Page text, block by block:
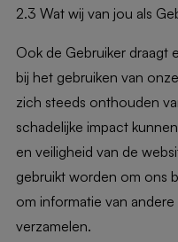
2.3 Wat wij van jou als
Ook de Gebruiker draagt
bij het gebruiken van
zich steeds onthouden
schadelijke impact
en veiligheid van de
gebruikt worden om ons
om informatie van
verzamelen.